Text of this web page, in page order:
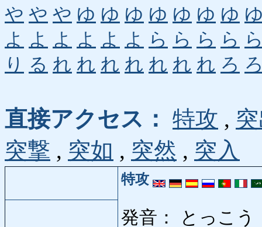
や や や ゆ ゆ ゆ ゆ ゆ ゆ ゆ
よ よ よ よ よ よ ら ら ら ら
り る れ れ れ れ れ れ れ ろ
直接アクセス： 特攻 ,
突撃 , 突如 , 突然 , 突入
特攻
発音： とっこう